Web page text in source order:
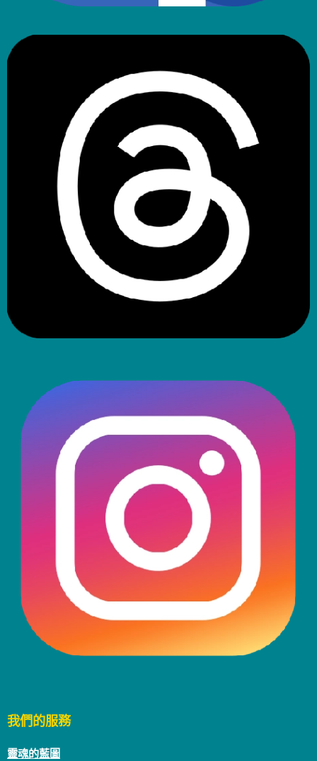
我們的服務
靈魂的藍圖